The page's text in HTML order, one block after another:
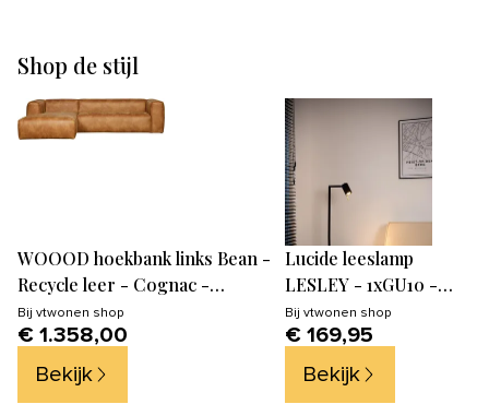
Shop de stijl
WOOOD hoekbank links Bean -
Recycle leer - Cognac -
73x305x96
Bij vtwonen shop
€ 1.358,00
Bekijk
Lucide leeslamp
LESLEY - 1xGU10 -
Zwart
Bijvtwonen shop
€ 169,95
Bekijk